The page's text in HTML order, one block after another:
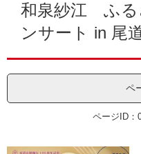
和泉紗江 ふる
ンサート in 尾
ペ
ページID：